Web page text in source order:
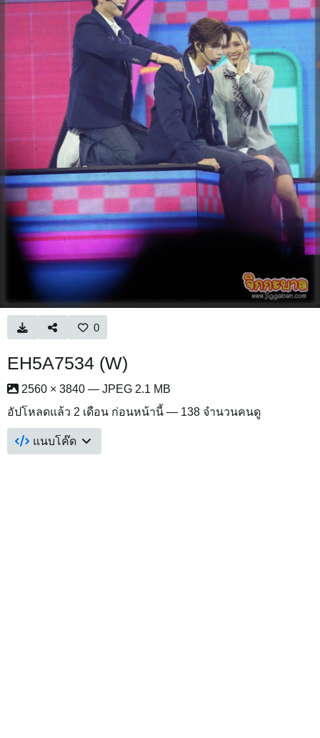
0
EH5A7534 (W)
2560 × 3840 — JPEG 2.1 MB
อัปโหลดแล้ว 2 เดือน ก่อนหน้านี้ — 138 จำนวนคนดู
แนบโค๊ด